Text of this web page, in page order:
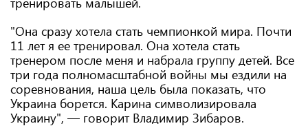
"Она сразу хотела стать чемпионкой мира. Почти
11 лет я ее тренировал. Она хотела стать
тренером после меня и набрала группу детей. Все
три года полномасштабной войны мы ездили на
соревнования, наша цель была показать, что
Украина борется. Карина символизировала
Украину", — говорит Владимир Зибаров.